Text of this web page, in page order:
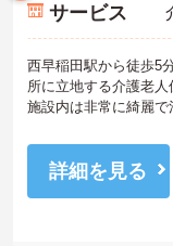
サービス
西早稲田駅から徒歩5
所に立地する介護老人
施設内は非常に綺麗で
ご興味ある方には、面
すのでお気軽にご相
詳細を見る